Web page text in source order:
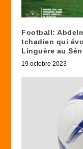
Football:
tchadien qui
Linguère au
19 octobre 2023